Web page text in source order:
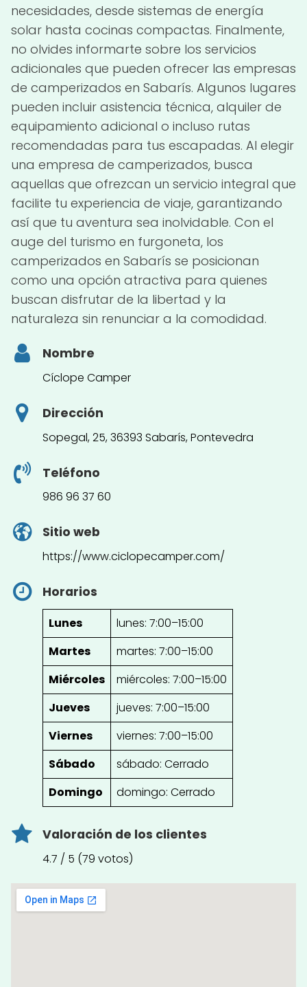
necesidades, desde sistemas de energía
solar hasta cocinas compactas. Finalmente,
no olvides informarte sobre los servicios
adicionales que pueden ofrecer las empresas
de camperizados en Sabarís. Algunos lugares
pueden incluir asistencia técnica, alquiler de
equipamiento adicional o incluso rutas
recomendadas para tus escapadas. Al elegir
una empresa de camperizados, busca
aquellas que ofrezcan un servicio integral que
facilite tu experiencia de viaje, garantizando
así que tu aventura sea inolvidable. Con el
auge del turismo en furgoneta, los
camperizados en Sabarís se posicionan
como una opción atractiva para quienes
buscan disfrutar de la libertad y la
naturaleza sin renunciar a la comodidad.
Nombre
Cíclope Camper
Dirección
Sopegal, 25, 36393 Sabarís, Pontevedra
Teléfono
986 96 37 60
Sitio web
https://www.ciclopecamper.com/
Horarios
Lunes
lunes: 7:00–15:00
Martes
martes: 7:00–15:00
Miércoles
miércoles: 7:00–15:00
Jueves
jueves: 7:00–15:00
Viernes
viernes: 7:00–15:00
Sábado
sábado: Cerrado
Domingo
domingo: Cerrado
Valoración de los clientes
4.7 / 5 (79 votos)